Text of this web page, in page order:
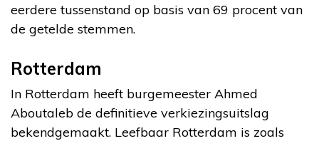
eerdere tussenstand op basis van 69 procent van
de getelde stemmen.
Rotterdam
In Rotterdam heeft burgemeester Ahmed
Aboutaleb de definitieve verkiezingsuitslag
bekendgemaakt. Leefbaar Rotterdam is zoals